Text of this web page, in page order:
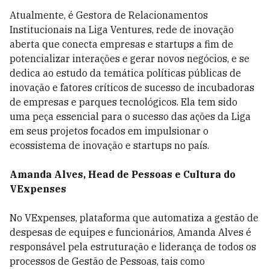
Atualmente, é Gestora de Relacionamentos
Institucionais na Liga Ventures, rede de inovação
aberta que conecta empresas e startups a fim de
potencializar interações e gerar novos negócios, e se
dedica ao estudo da temática políticas públicas de
inovação e fatores críticos de sucesso de incubadoras
de empresas e parques tecnológicos. Ela tem sido
uma peça essencial para o sucesso das ações da Liga
em seus projetos focados em impulsionar o
ecossistema de inovação e startups no país.
Amanda Alves, Head de Pessoas e Cultura do
VExpenses
No VExpenses, plataforma que automatiza a gestão de
despesas de equipes e funcionários, Amanda Alves é
responsável pela estruturação e liderança de todos os
processos de Gestão de Pessoas, tais como